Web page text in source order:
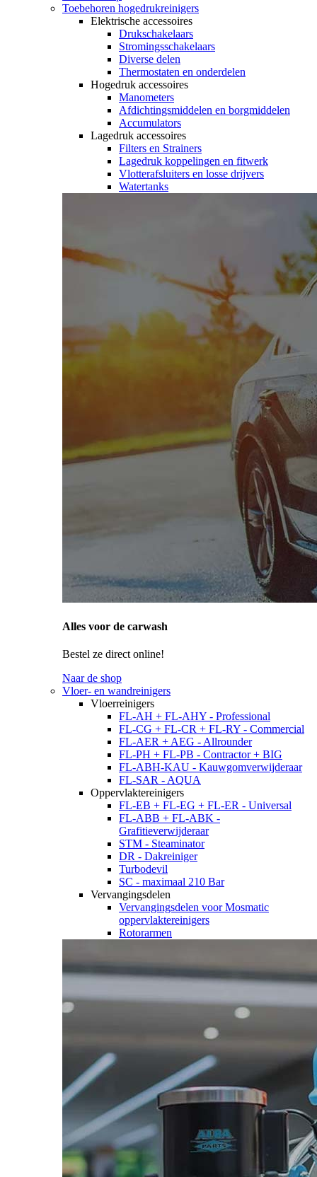
Toebehoren hogedrukreinigers
Elektrische accessoires
Drukschakelaars
Stromingsschakelaars
Diverse delen
Thermostaten en onderdelen
Hogedruk accessoires
Manometers
Afdichtingsmiddelen en borgmiddelen
Accumulators
Lagedruk accessoires
Filters en Strainers
Lagedruk koppelingen en fitwerk
Vlotterafsluiters en losse drijvers
Watertanks
Alles voor de carwash
Bestel ze direct online!
Naar de shop
Vloer- en wandreinigers
Vloerreinigers
FL-AH + FL-AHY - Professional
FL-CG + FL-CR + FL-RY - Commercial
FL-AER + AEG - Allrounder
FL-PH + FL-PB - Contractor + BIG
FL-ABH-KAU - Kauwgomverwijderaar
FL-SAR - AQUA
Oppervlaktereinigers
FL-EB + FL-EG + FL-ER - Universal
FL-ABB + FL-ABK -
Grafitieverwijderaar
STM - Steaminator
DR - Dakreiniger
Turbodevil
SC - maximaal 210 Bar
Vervangingsdelen
Vervangingsdelen voor Mosmatic
oppervlaktereinigers
Rotorarmen